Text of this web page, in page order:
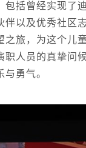
括曾经实现了
以及优秀社区
旅，为这个儿
人员的真挚问
勇气。